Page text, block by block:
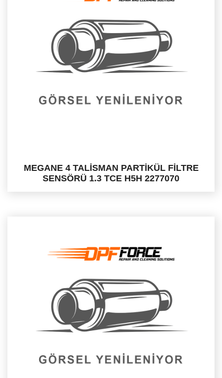
MEGANE 4 TALİSMAN PARTİKÜL FİLTRE
SENSÖRÜ 1.3 TCE H5H 2277070